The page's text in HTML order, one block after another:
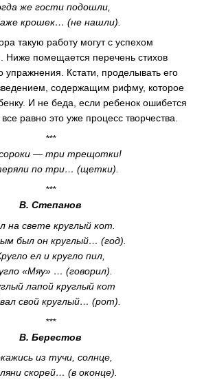
же гости подошли,
крошек… (не нашли).
такую работу могут с успехом
Ниже помещается перечень стихов
упражнения. Кстати, проделывать его
содержащим рифму, которое
И не беда, если ребенок ошибется
равно это уже процесс творчества.
***
— три трещотки!
по три… (щетки).
***
В. Степанов
на свете круглый кот.
был он круглый… (год).
ел и кругло пил,
«Мяу» … (говорил).
лапой круглый кот
свой круглый… (рот).
***
В. Берестов
из тучи, солнце,
скорей… (в оконце).